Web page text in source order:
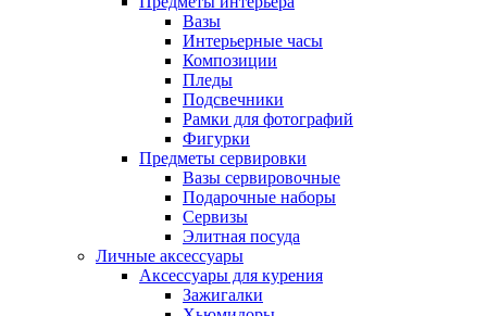
Вазы
Интерьерные часы
Композиции
Пледы
Подсвечники
Рамки для фотографий
Фигурки
Предметы сервировки
Вазы сервировочные
Подарочные наборы
Сервизы
Элитная посуда
Личные аксессуары
Аксессуары для курения
Зажигалки